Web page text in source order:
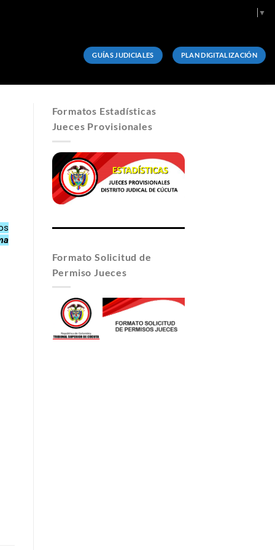
▼
GUÍAS JUDICIALES PLAN DIGITALIZACIÓN
Formatos Estadísticas
Jueces Provisionales
Formato Solicitud de
Permiso Jueces